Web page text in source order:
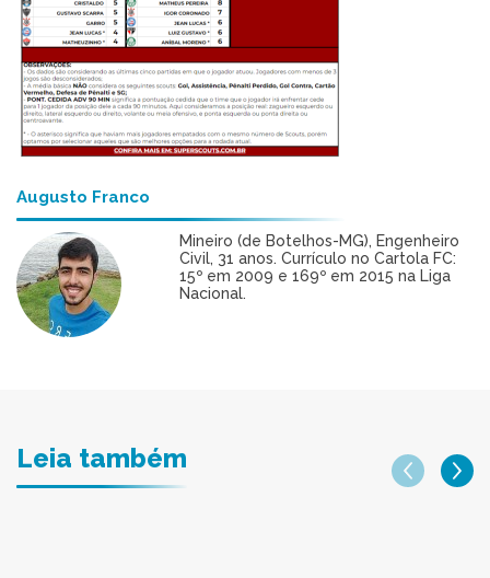
Augusto Franco
Mineiro (de Botelhos-MG), Engenheiro
Civil, 31 anos. Currículo no Cartola FC:
15º em 2009 e 169º em 2015 na Liga
Nacional.
Leia também